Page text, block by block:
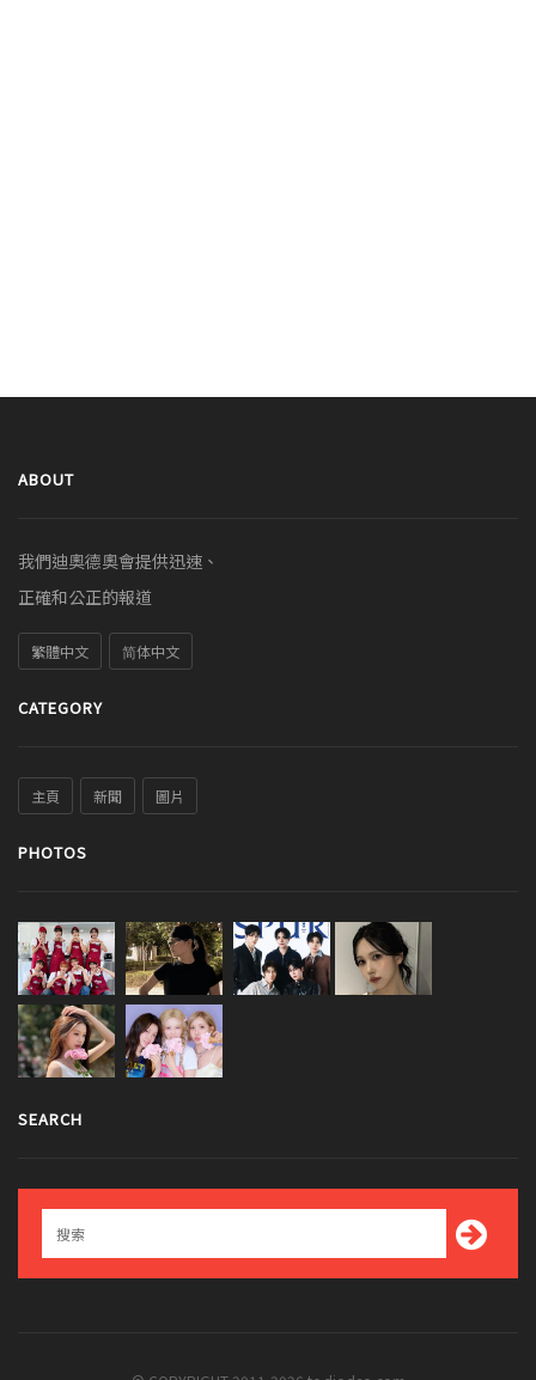
ABOUT
我們迪奧德奧會提供迅速、
正確和公正的報道
繁體中文 简体中文
CATEGORY
主頁 新聞 圖片
PHOTOS
SEARCH